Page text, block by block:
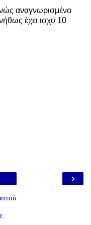
αναγνωρισμένο
έχει ισχύ 10
›
.